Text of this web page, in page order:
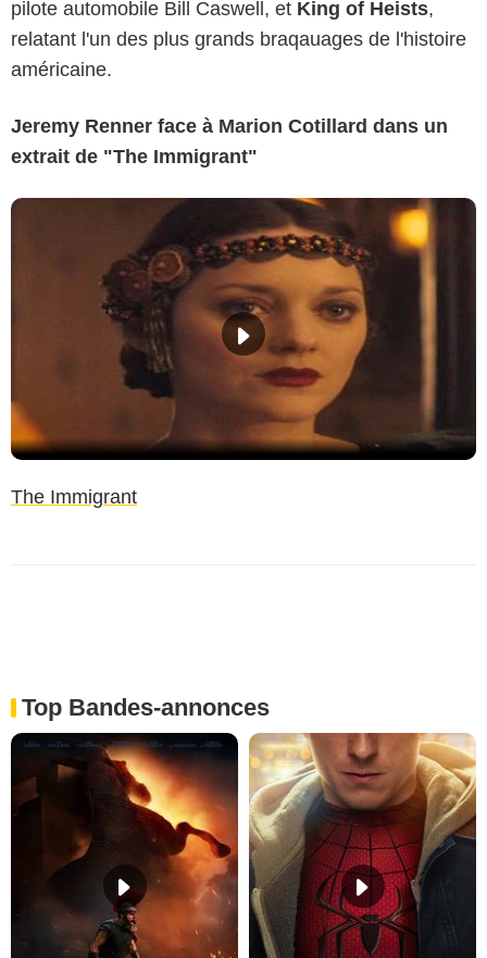
pilote automobile Bill Caswell, et King of Heists,
relatant l'un des plus grands braqauages de l'histoire
américaine.
Jeremy Renner face à Marion Cotillard dans un
extrait de "The Immigrant"
The Immigrant
Top Bandes-annonces